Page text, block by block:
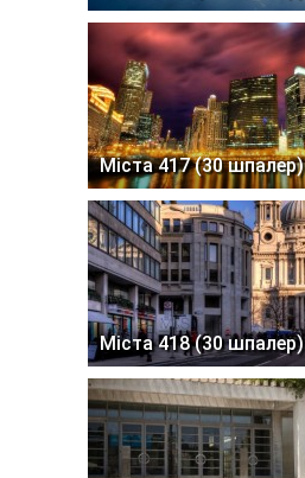
Міста 417 (30 шпалер)
Міста 418 (30 шпалер)